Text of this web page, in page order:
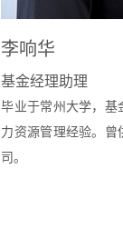
李响华
基金经理助理
毕业于常州大学，基
力资源管理经验。
司。